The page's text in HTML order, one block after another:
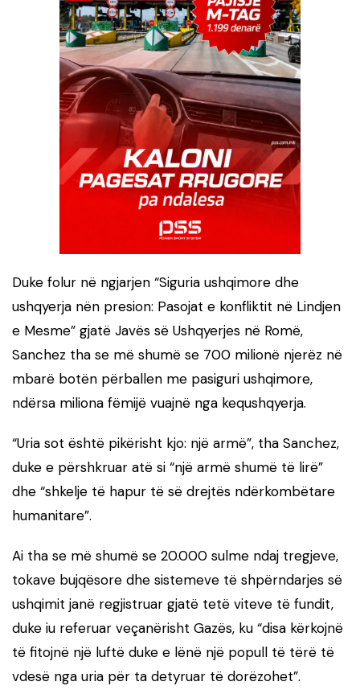
Duke folur në ngjarjen “Siguria ushqimore dhe
ushqyerja nën presion: Pasojat e konfliktit në Lindjen
e Mesme” gjatë Javës së Ushqyerjes në Romë,
Sanchez tha se më shumë se 700 milionë njerëz në
mbarë botën përballen me pasiguri ushqimore,
ndërsa miliona fëmijë vuajnë nga kequshqyerja.
“Uria sot është pikërisht kjo: një armë”, tha Sanchez,
duke e përshkruar atë si “një armë shumë të lirë”
dhe “shkelje të hapur të së drejtës ndërkombëtare
humanitare”.
Ai tha se më shumë se 20.000 sulme ndaj tregjeve,
tokave bujqësore dhe sistemeve të shpërndarjes së
ushqimit janë regjistruar gjatë tetë viteve të fundit,
duke iu referuar veçanërisht Gazës, ku “disa kërkojnë
të fitojnë një luftë duke e lënë një popull të tërë të
vdesë nga uria për ta detyruar të dorëzohet”.